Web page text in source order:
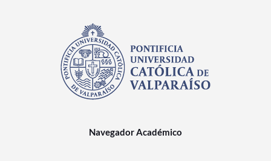
Navegador Académico